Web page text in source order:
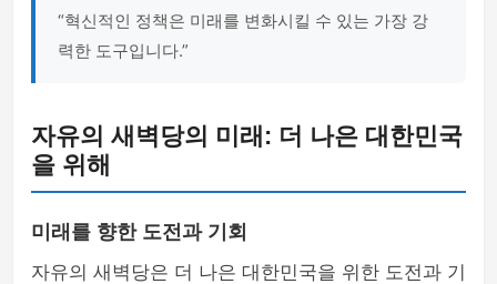
“혁신적인 정책은 미래를 변화시킬 수 있는 가장 강
력한 도구입니다.”
자유의 새벽당의 미래: 더 나은 대한민국
을 위해
미래를 향한 도전과 기회
자유의 새벽당은 더 나은 대한민국을 위한 도전과 기